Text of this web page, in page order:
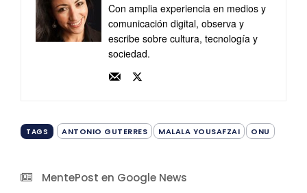
Con amplia experiencia en medios y
comunicación digital, observa y
escribe sobre cultura, tecnología y
sociedad.
TAGS ANTONIO GUTERRES MALALA YOUSAFZAI ONU
MentePost en Google News